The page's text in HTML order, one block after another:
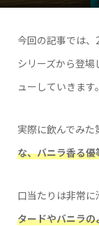
今回の記事では
シリーズから登場
ューしていきます。
実際に飲んでみた
な、バニラ香る優
口当たりは非常
タードやバニラ